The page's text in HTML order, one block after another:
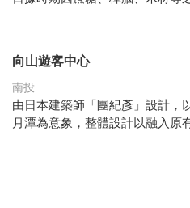
片截自官網)
子振昌興業董事長孫海先生就近
購地設廠，經營木料生產和內外
了車埕的二度風華，使得車埕與
有「小台北」之稱。70年代後，
林和國土保育，此時振昌興業改
向山遊客中心
南投
由日本建築師「團紀彥」設計，
月潭為意象，整體設計以融入原